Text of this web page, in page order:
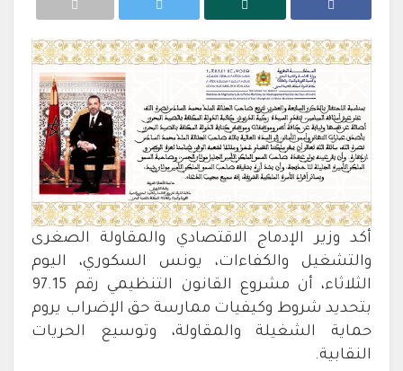
أكد وزير الإدماج الاقتصادي والمقاولة الصغرى
والتشغيل والكفاءات، يونس السكوري، اليوم
الثلاثاء، أن مشروع القانون التنظيمي رقم 97.15
بتحديد شروط وكيفيات ممارسة حق الإضراب يروم
حماية الشغيلة والمقاولة، وتوسيع الحريات
النقابية.